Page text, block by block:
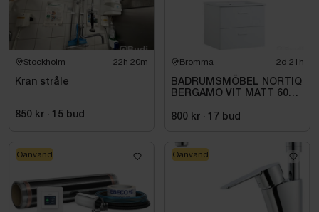
Stockholm 22h 20m
Kran stråle
850 kr · 15 bud
Bromma 2d 21h
BADRUMSMÖBEL NORTIQ
BERGAMO VIT MATT 60
800 kr · 17 bud
Oanvänd Oanvänd